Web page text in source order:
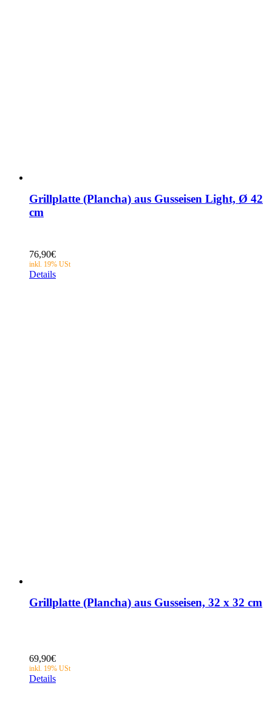
Grillplatte (Plancha) aus Gusseisen Light, Ø 42
cm
76,90€
Details
Grillplatte (Plancha) aus Gusseisen, 32 x 32 cm
69,90€
Details